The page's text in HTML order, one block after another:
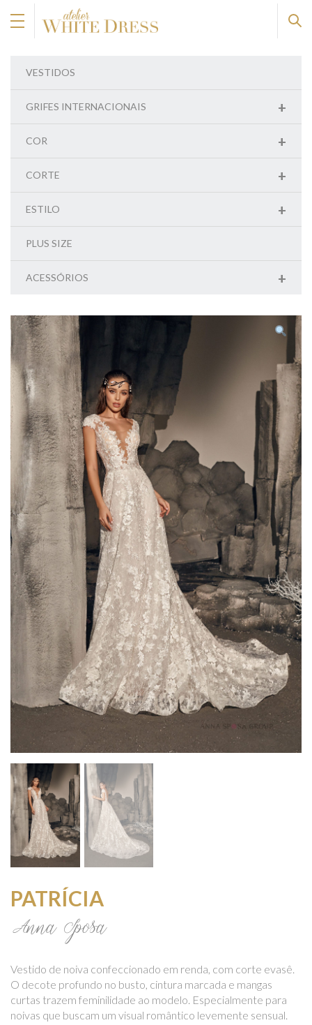
VESTIDOS
+
GRIFES INTERNACIONAIS
+
COR
+
CORTE
+
ESTILO
PLUS SIZE
+
ACESSÓRIOS
PATRÍCIA
Anna Sposa
Vestido de noiva confeccionado em renda, com corte evasê.
O decote profundo no busto, cintura marcada e mangas
curtas trazem feminilidade ao modelo. Especialmente para
noivas que buscam um visual romântico levemente sensual.